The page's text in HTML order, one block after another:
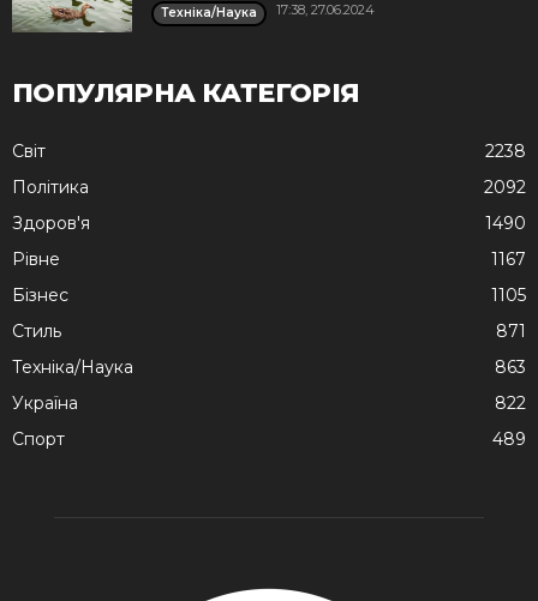
Техніка/Наука 17:38, 27.06.2024
ПОПУЛЯРНА КАТЕГОРІЯ
Cвіт
2238
Політика
2092
Здоров'я
1490
Рівне
1167
Бізнес
1105
Стиль
871
Техніка/Наука
863
Україна
822
Спорт
489